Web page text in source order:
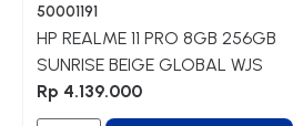
50001191
HP REALME 11 PRO 8GB 256GB
SUNRISE BEIGE GLOBAL WJS
Rp 4.139.000